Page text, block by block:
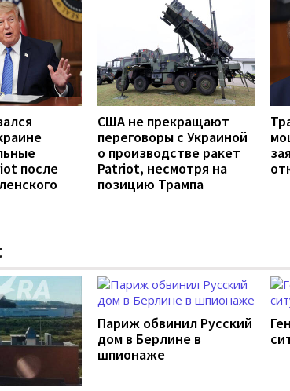
после
США не прекращают
переговоры с Украиной
о производстве ракет
Patriot, несмотря на
позицию Трампа
Париж обвинил Русский
дом в Берлине в
шпионаже